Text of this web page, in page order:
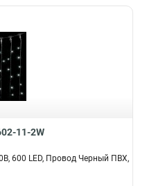
11-2W
600 LED, Провод Черный ПВХ,